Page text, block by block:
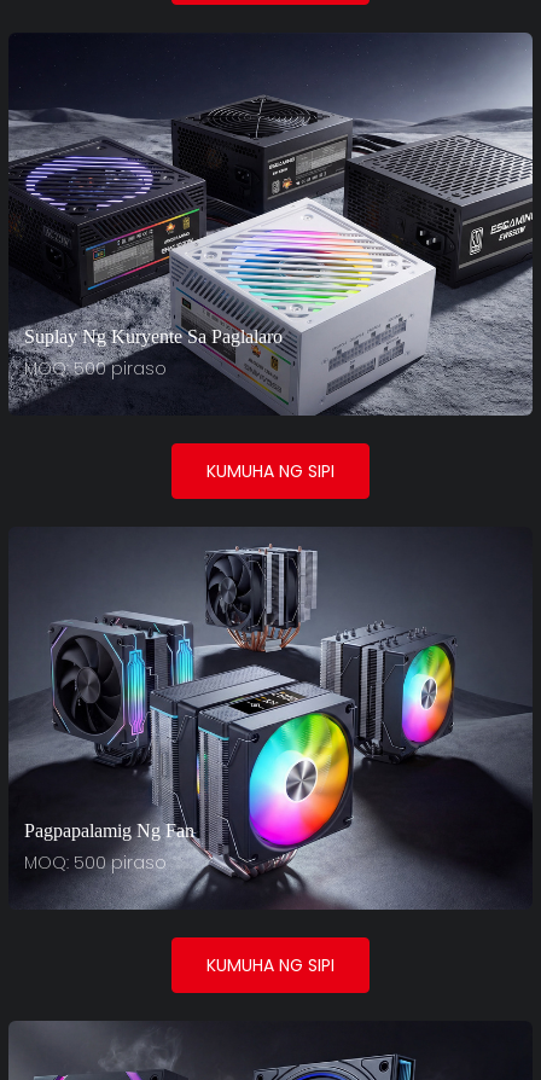
Suplay Ng Kuryente Sa Paglalaro
MOQ: 500 piraso
KUMUHA NG SIPI
Pagpapalamig Ng Fan
MOQ: 500 piraso
KUMUHA NG SIPI